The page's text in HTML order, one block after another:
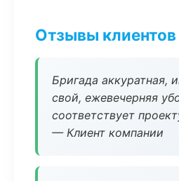
Отзывы клиентов
Бригада аккуратная,
свой, ежевечерняя
соответствует
— Клиент компании